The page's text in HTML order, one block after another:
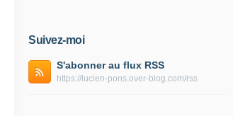
Suivez-moi
S'abonner au flux RSS
https://lucien-pons.over-blog.com/rss